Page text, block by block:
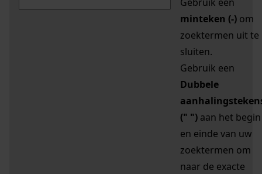
minteken (-) om
zoektermen uit te
sluiten.
Gebruik een
Dubbele
(" ") aan het begin
en einde van uw
zoektermen om
naar de exacte